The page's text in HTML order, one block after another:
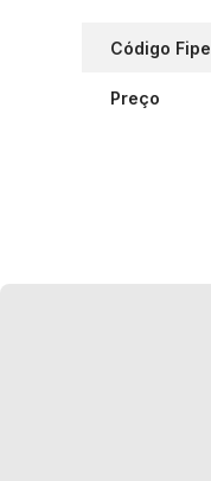
Código Fipe
Preço